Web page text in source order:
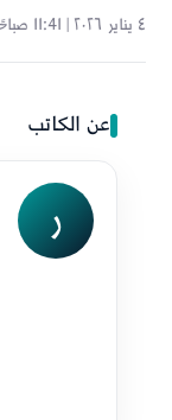
٤ يناير ٢٠٢٦ | 11:41 صباحًا
عن الكاتب
ر